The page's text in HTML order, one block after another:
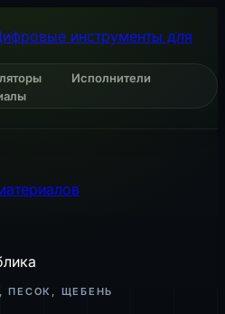
инструменты для
Исполнители
ПЕСОК, ЩЕБЕНЬ